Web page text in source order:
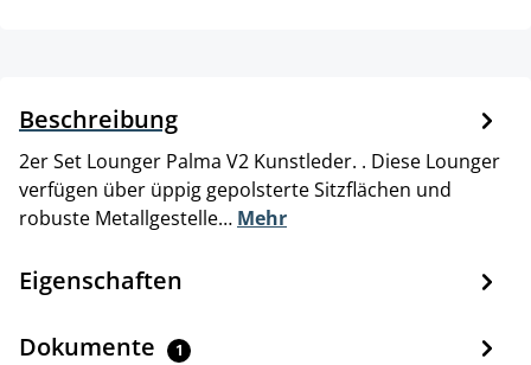
Beschreibung
2er Set Lounger Palma V2 Kunstleder. . Diese Lounger
verfügen über üppig gepolsterte Sitzflächen und
robuste Metallgestelle… Mehr
Eigenschaften
Dokumente 1